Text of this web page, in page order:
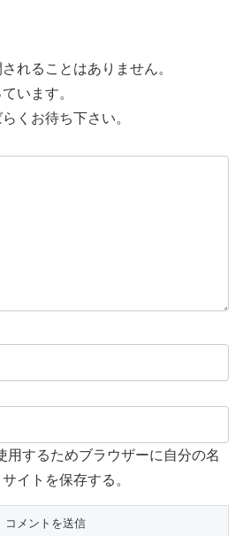
れることはありません。
います。
くお待ち下さい。
用するためブラウザーに自分の名
イトを保存する。